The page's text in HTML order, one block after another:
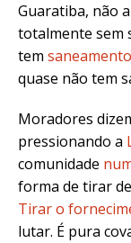
Guaratiba, não
totalmente sem
tem
quase não tem
Moradores
pressionando a
comunidade
forma de tirar
Tirar o
lutar. É pura